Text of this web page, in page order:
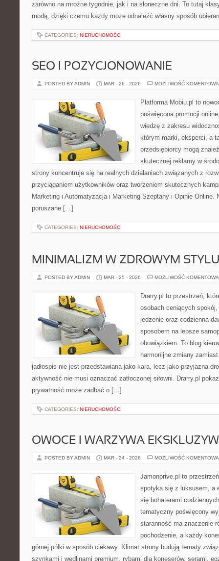
zarówno na mroźne tygodnie, jak i na słoneczne dni. To tutaj
modą, dzięki czemu każdy może odnaleźć własny sposób
CATEGORIES: NIERUCHOMOŚCI
SEO I POZYCJONOWANIE
POSTED BY ADMIN MAR - 26 - 2026 MOŻLIWOŚĆ
Platforma Mobiu.pl to
poświęcona promocji
wiedzę z zakresu
którym marki, eksperci, a
przedsiębiorcy mogą
skutecznej reklamy w
strony koncentruje się na realnych działaniach związanych z
przyciąganiem użytkowników oraz tworzeniem skutecznych
Marketing i Automatyzacja i Marketing Szeptany i Opinie Online.
poruszane […]
CATEGORIES: NIERUCHOMOŚCI
MINIMALIZM W ZDROWYM
POSTED BY ADMIN MAR - 25 - 2026 MOŻLIWOŚĆ
Drarry.pl to przestrzeń,
osobach ceniących
jedzenie oraz codzienna
sposobem na lepsze
obowiązkiem. To blog
harmonijne zmiany
jadłospis nie jest przedstawiana jako kara, lecz jako przyjazna
aktywność nie musi oznaczać zatłoczonej siłowni. Drarry.pl
prywatność może zadbać o […]
CATEGORIES: NIERUCHOMOŚCI
OWOCE I WARZYWA
POSTED BY ADMIN MAR - 24 - 2026 MOŻLIWOŚĆ
Jamonprive.pl to
spotyka się z luksusem, a
się bohaterami
tematyczny poświęcony
staranność ma znaczenie
pochodzenie, a każdy
górnej półki w sposób ciekawy. Klimat strony budują tematy
szynkami i wędlinami premium, rybami dla koneserów, serami,